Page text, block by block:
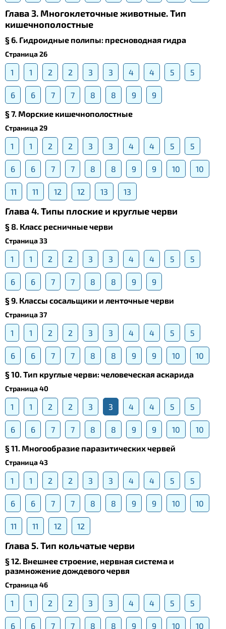
Глава 3. Многоклеточные животные. Тип
кишечнополостные
§ 6. Гидроидные полипы: пресноводная гидра
Страница 26
1 1 2 2 3 3 4 4 5 5
6 6 7 7 8 8 9
9
§ 7. Морские кишечнополостные
Страница 29
1 1 2 2 3 3 4 4 5 5
6 6 7 7 8 8 9 9 10 10
11 11 12 12 13 13
Глава 4. Типы плоские и круглые черви
§ 8. Класс ресничные черви
Страница 33
1 1 2 2 3 3 4 4 5 5
6 6 7 7 8 8 9
9
§ 9. Классы сосальщики и ленточные черви
Страница 37
1 1 2 2 3 3 4 4 5 5
6 6 7 7 8 8 9 9 10
10
§ 10. Тип круглые черви: человеческая аскарида
Страница 40
1 1 2 2 3 3 4 4 5 5
6 6 7 7 8 8 9 9 10
10
§ 11. Многообразие паразитических червей
Страница 43
1 1 2 2 3 3 4 4 5 5
6 6 7 7 8 8 9 9 10 10
11 11 12 12
Глава 5. Тип кольчатые черви
§ 12. Внешнее строение, нервная система и
размножение дождевого червя
Страница 46
1 1 2 2 3 3 4 4 5 5
6 6 7 7 8 8 9 9 10 10